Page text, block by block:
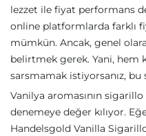
lezzet ile fiyat performans
online platformlarda farklı
mümkün. Ancak, genel
belirtmek gerek. Yani, hem
sarsmamak istiyorsanız,
Vanilya aromasının
denemeye değer kılıyor.
Handelsgold Vanilla